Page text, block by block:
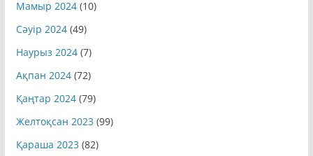
Мамыр 2024(10)
Сәуір 2024(49)
Наурыз 2024(7)
Ақпан 2024(72)
Қаңтар 2024(79)
Желтоқсан 2023 (99)
Қараша 2023 (82)